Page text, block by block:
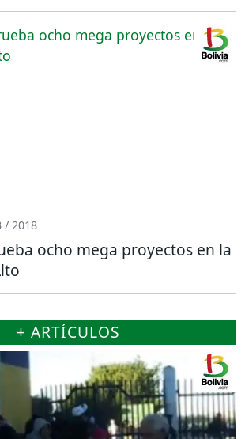
/ 2018
ocho mega proyectos en la
+ ARTÍCULOS